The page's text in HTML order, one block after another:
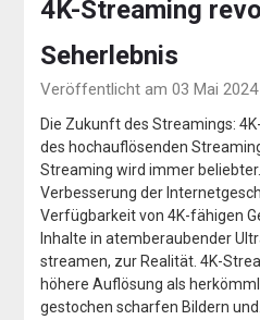
4K-Streaming
Seherlebnis
Veröffentlicht am 03 Mai 2024
Die Zukunft des Streamings:
des hochauflösenden
Streaming wird immer
Verbesserung der
Verfügbarkeit von 4K-fähigen
Inhalte in atemberaubender
streamen, zur Realität. 4K-
höhere Auflösung als
gestochen scharfen Bildern